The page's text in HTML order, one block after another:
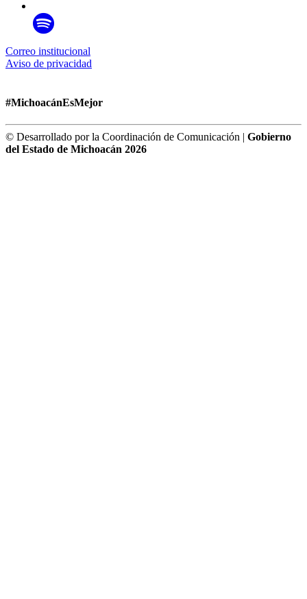
Correo institucional
Aviso de privacidad
#MichoacánEsMejor
© Desarrollado por la Coordinación de Comunicación | Gobierno
del Estado de Michoacán 2026